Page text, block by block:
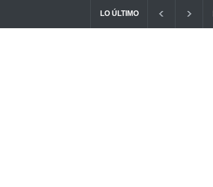
LO ÚLTIMO
el consumo de alimentos quemados puede